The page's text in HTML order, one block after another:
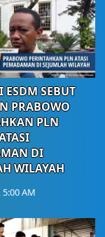
ESDM SEBUT
PRABOWO
PLN
DI
WILAYAH
AM